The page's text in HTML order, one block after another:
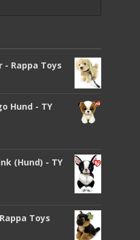
- Rappa Toys
Hund - TY
(Hund) - TY
Toys